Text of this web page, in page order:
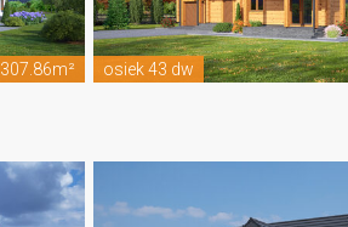
307.86m² osiek 43 dw